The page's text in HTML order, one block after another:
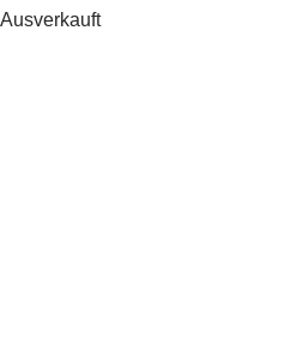
Ausverkauft